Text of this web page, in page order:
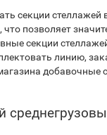
секции
что позволяет
секции
линию,